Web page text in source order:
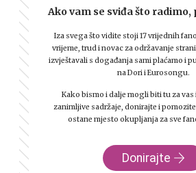
Ako vam se sviđa što
Iza svega što vidite stoji 17 vrijednih
vrijeme, trud i novac za održavanje
izvještavali s događanja sami plaćamo i
na Dori i Eurosongu.
Kako bismo i dalje mogli biti tu za
zanimljive sadržaje, donirajte i
ostane mjesto okupljanja za sve
Donirajte